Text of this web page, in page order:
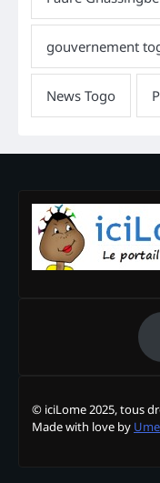
© iciLome 2025, tous
Made with love by